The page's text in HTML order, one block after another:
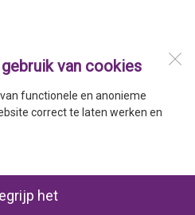
van cookies
functionele en anonieme
correct te laten werken en
het